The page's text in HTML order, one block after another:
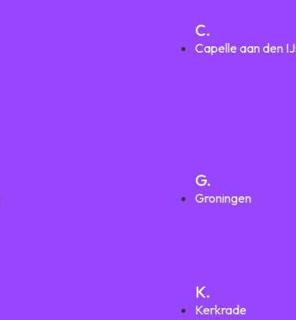
C.
Capelle aan den
G.
Groningen
K.
Kerkrade